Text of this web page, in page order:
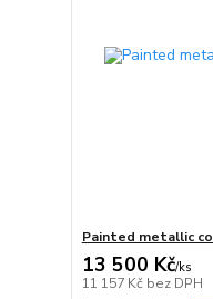
Painted metallic
13 500 Kč/ks
11 157 Kč bez DPH